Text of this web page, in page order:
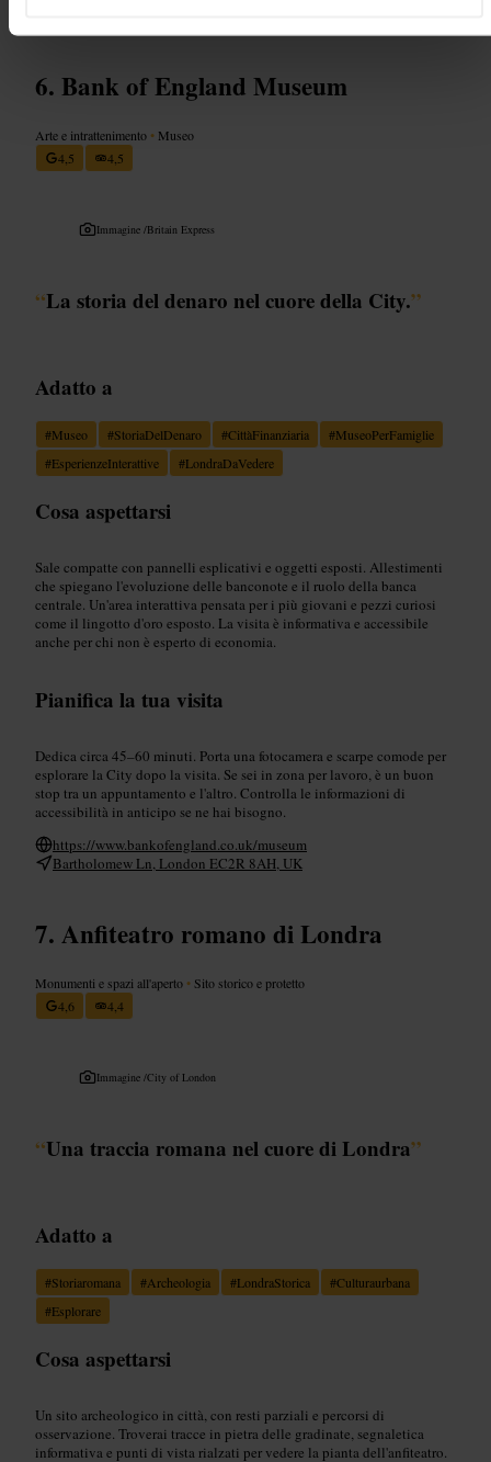
Bank of England Museum
Arte e intrattenimento • Museo
4,5
4,5
Immagine /Britain Express
“La storia del denaro nel cuore della City.”
Adatto a
#Museo #StoriaDelDenaro #CittàFinanziaria #MuseoPerFamiglie
#EsperienzeInterattive #LondraDaVedere
Cosa aspettarsi
Sale compatte con pannelli esplicativi e oggetti esposti. Allestimenti
che spiegano l'evoluzione delle banconote e il ruolo della banca
centrale. Un'area interattiva pensata per i più giovani e pezzi curiosi
come il lingotto d'oro esposto. La visita è informativa e accessibile
anche per chi non è esperto di economia.
Pianifica la tua visita
Dedica circa 45–60 minuti. Porta una fotocamera e scarpe comode per
esplorare la City dopo la visita. Se sei in zona per lavoro, è un buon
stop tra un appuntamento e l'altro. Controlla le informazioni di
accessibilità in anticipo se ne hai bisogno.
https://www.bankofengland.co.uk/museum
Bartholomew Ln, London EC2R 8AH, UK
Anfiteatro romano di Londra
Monumenti e spazi all'aperto • Sito storico e protetto
4,6
4,4
Immagine /City of London
“Una traccia romana nel cuore di Londra”
Adatto a
#Storiaromana #Archeologia #LondraStorica #Culturaurbana
#Esplorare
Cosa aspettarsi
Un sito archeologico in città, con resti parziali e percorsi di
osservazione. Troverai tracce in pietra delle gradinate, segnaletica
informativa e punti di vista rialzati per vedere la pianta dell'anfiteatro.